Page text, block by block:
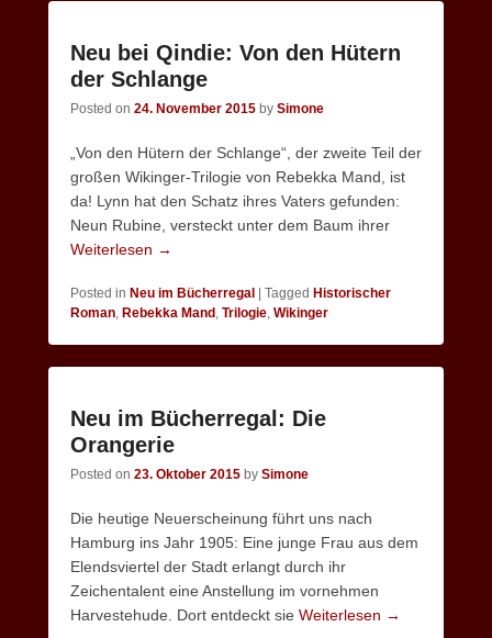
Neu bei Qindie: Von den Hütern
der Schlange
Posted on 24. November 2015 by Simone
„Von den Hütern der Schlange“, der zweite Teil der
großen Wikinger-Trilogie von Rebekka Mand, ist
da! Lynn hat den Schatz ihres Vaters gefunden:
Neun Rubine, versteckt unter dem Baum ihrer
Weiterlesen →
Posted in Neu im Bücherregal Tagged Historischer
Roman, Rebekka Mand , Trilogie, Wikinger
Neu im Bücherregal: Die
Orangerie
Posted on 23. Oktober 2015 by Simone
Die heutige Neuerscheinung führt uns nach
Hamburg ins Jahr 1905: Eine junge Frau aus dem
Elendsviertel der Stadt erlangt durch ihr
Zeichentalent eine Anstellung im vornehmen
Harvestehude. Dort entdeckt sie Weiterlesen →